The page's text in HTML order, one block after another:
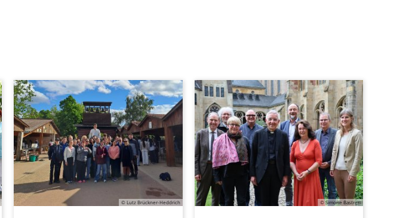
© Lutz Brückner-Heddrich © Simone Bastreri